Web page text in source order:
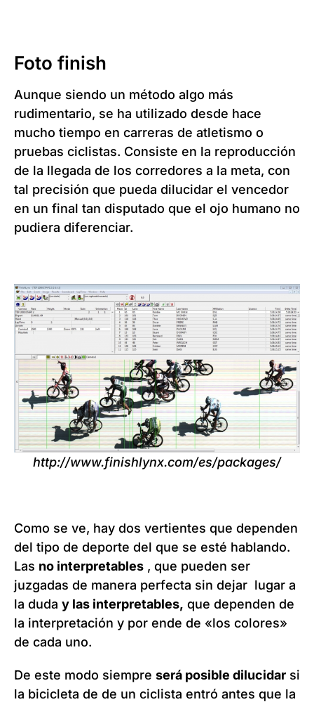
Foto finish
Aunque siendo un método algo más
rudimentario, se ha utilizado desde hace
mucho tiempo en carreras de atletismo o
pruebas ciclistas. Consiste en la reproducción
de la llegada de los corredores a la meta, con
tal precisión que pueda dilucidar el vencedor
en un final tan disputado que el ojo humano no
pudiera diferenciar.
http://www.finishlynx.com/es/packages/
Como se ve, hay dos vertientes que dependen
del tipo de deporte del que se esté hablando.
Las no interpretables , que pueden ser
juzgadas de manera perfecta sin dejar lugar a
la duda y las interpretables, que dependen de
la interpretación y por ende de «los colores»
de cada uno.
De este modo siempre será posible dilucidar si
la bicicleta de de un ciclista entró antes que la